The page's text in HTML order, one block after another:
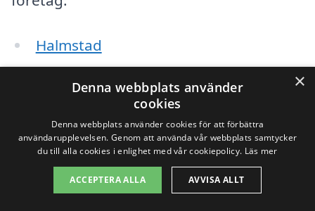
Halmstad
Falkenberg
Varberg
Laholm
×
Denna webbplats använder
cookies
Denna webbplats använder cookies för att förbättra
användarupplevelsen. Genom att använda vår webbplats samtycker
du till alla cookies i enlighet med vår cookiepolicy. Läs mer
ACCEPTERA ALLA AVVISA ALLT